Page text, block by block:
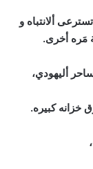
ألانتباه و
مَره أخرى.
أليهودي،
كبيره.